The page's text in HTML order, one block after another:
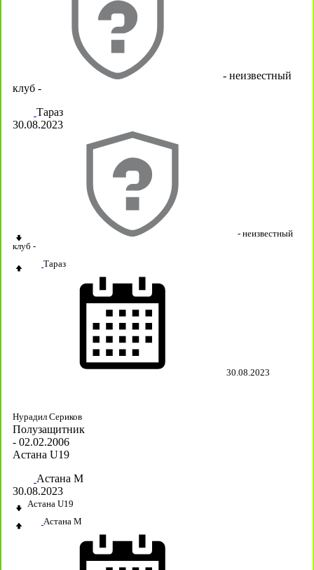
- неизвестный
клуб -
Тараз
30.08.2023
- неизвестный
клуб -
Тараз
30.08.2023
Нурадил Сериков
Полузащитник
- 02.02.2006
Астана U19
Астана М
30.08.2023
Астана U19
Астана М